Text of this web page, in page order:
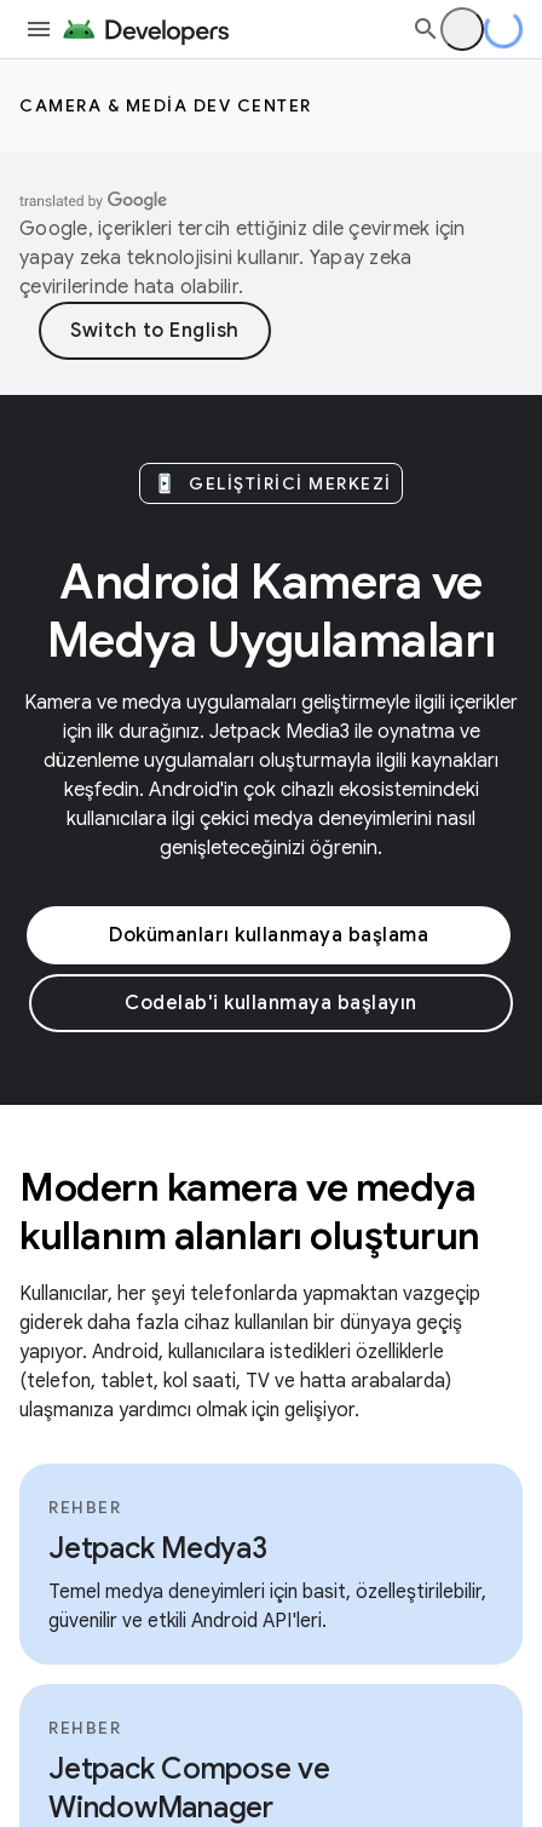
CAMERA & MEDIA DEV CENTER
Google, içerikleri tercih ettiğiniz dile çevirmek için
yapay zeka teknolojisini kullanır. Yapay zeka
çevirilerinde hata olabilir.
GELIŞTIRICI MERKEZI
Android Kamera ve
Medya Uygulamaları
Kamera ve medya uygulamaları geliştirmeyle ilgili içerikler
için ilk durağınız. Jetpack Media3 ile oynatma ve
düzenleme uygulamaları oluşturmayla ilgili kaynakları
keşfedin. Android'in çok cihazlı ekosistemindeki
kullanıcılara ilgi çekici medya deneyimlerini nasıl
genişleteceğinizi öğrenin.
Dokümanları kullanmaya başlama
Codelab'i kullanmaya başlayın
Modern kamera ve medya
kullanım alanları oluşturun
Kullanıcılar, her şeyi telefonlarda yapmaktan vazgeçip
giderek daha fazla cihaz kullanılan bir dünyaya geçiş
yapıyor. Android, kullanıcılara istedikleri özelliklerle
(telefon, tablet, kol saati, TV ve hatta arabalarda)
ulaşmanıza yardımcı olmak için gelişiyor.
REHBER
Jetpack Medya3
Temel medya deneyimleri için basit, özelleştirilebilir,
güvenilir ve etkili Android API'leri.
REHBER
Jetpack Compose ve
WindowManager